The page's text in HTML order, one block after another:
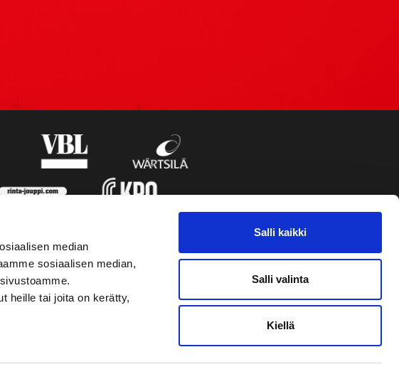
median
sosiaalisen median,
heille tai joita on kerätty,
Salli kaikki
Salli valinta
Kiellä
MEDIA VAASAN SPORT UUTISKIRJE